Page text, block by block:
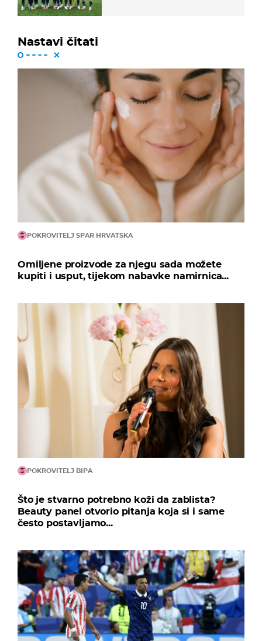
Nastavi čitati
POKROVITELJ SPAR HRVATSKA
Omiljene proizvode za njegu sada možete
kupiti i usput, tijekom nabavke namirnica...
POKROVITELJ BIPA
Što je stvarno potrebno koži da zablista?
Beauty panel otvorio pitanja koja si i same
često postavljamo...